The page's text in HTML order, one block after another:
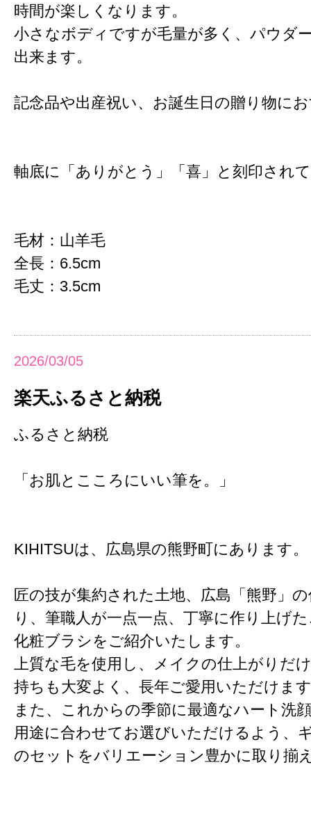
時間が楽しくなります。
小さなボディですが毛量が多く、パウダ
出来ます。
記念品や出産祝い、お誕生日の贈り物に
軸底に「ありがとう」「喜」と刻印され
毛材：山羊毛
全長：6.5cm
毛丈：3.5cm
2026/03/05
楽天ふるさと納税
ふるさと納税
「お肌とこころにいい筆を。」
KIHITSUは、広島県の熊野町にあります。
匠の技が集約された土地、広島「熊野」
り、筆職人が一点一点、丁寧に作り上げ
化粧ブラシをご紹介いたします。
上質な毛を使用し、メイクの仕上がりだ
持ちも大変よく、長年ご愛用いただけま
また、これからの季節に最適なハート洗
用途に合わせてお選びいただけるよう、
のセットをバリエーション豊かに取り揃